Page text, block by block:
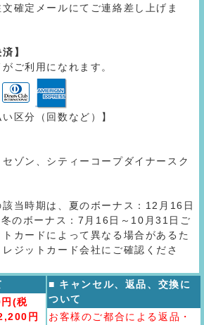
確定メールにてご連絡差し上げま
】
ご利用になれます。
区分（回数など）】
セゾン、シティーコープダイナースク
当時期は、夏のボーナス：12月16日
のボーナス：7月16日～10月31日ご
カードによって異なる場合があるた
ジットカード会社にご確認くださ
(税
円
■ キャンセル、返品、交換に
ついて
お客様のご都合による返品・